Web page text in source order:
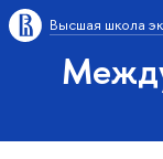
Высшая школа